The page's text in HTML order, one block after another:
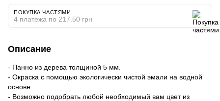
ПОКУПКА ЧАСТЯМИ
4 платежа по 217.50 грн
Описание
- Панно из дерева толщиной 5 мм.
- Окраска с помощью экологически чистой эмали на водной
основе.
- Возможно подобрать любой необходимый вам цвет из